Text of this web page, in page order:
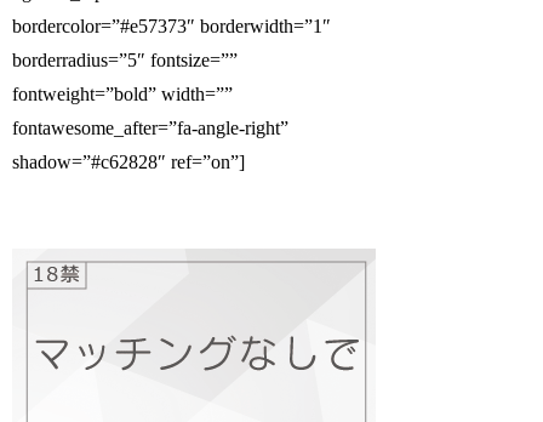
bordercolor=”#e57373″ borderwidth=”1″
borderradius=”5″ fontsize=””
fontweight=”bold” width=””
fontawesome_after=”fa-angle-right”
shadow=”#c62828″ ref=”on”]